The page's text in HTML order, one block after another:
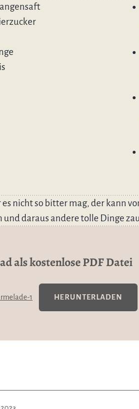
es nicht so bitter mag, der kann
und daraus andere tolle Dinge
als kostenlose PDF Datei
1 HERUNTERLADEN